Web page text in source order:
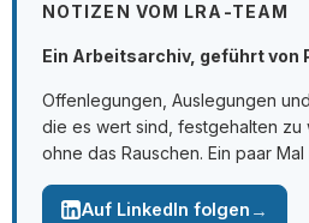
NOTIZEN VOM LRA-TEAM
Ein Arbeitsarchiv, geführt von
Offenlegungen, Auslegungen
die es wert sind, festgehalten zu
ohne das Rauschen. Ein paar Mal
Auf LinkedIn folgen →